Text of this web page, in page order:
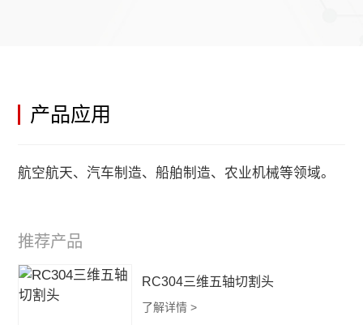
产品应用
航空航天、汽车制造、船舶制造、农业机械等领域。
推荐产品
RC304三维五轴切割头
了解详情 >